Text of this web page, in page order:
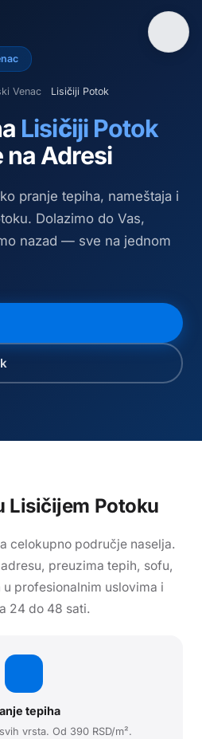
Venac Lisičiji Potok
Lisičiji Potok
na Adresi
pranje tepiha, nameštaja i
. Dolazimo do Vas,
nazad — sve na jednom
Lisičijem Potoku
celokupno područje naselja.
preuzima tepih, sofu,
profesionalnim uslovima i
24 do 48 sati.
tepiha
vrsta. Od 390 RSD/m².